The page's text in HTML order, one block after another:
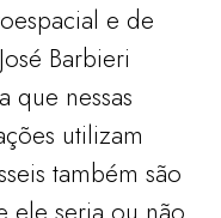
e de
Barbieri
que nessas
utilizam
também são